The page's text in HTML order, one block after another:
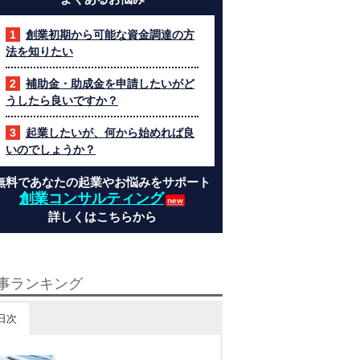
創業初期から可能な資金調達の方
法を知りたい
補助金・助成金を申請したいがど
うしたら良いですか？
起業したいが、何から始めれば良
いのでしょうか？
料であなたの起業やお悩みをサポート
創業コンサルティング
詳しくはこちらから
ランキング
次